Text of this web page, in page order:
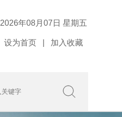
2026年08月07日 星期五
设为首页| 加入收藏